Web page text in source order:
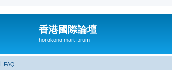
香港國際論壇
hongkong-mart forum
FAQ